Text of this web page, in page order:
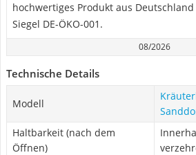
hochwertiges Produkt aus
Siegel DE-ÖKO-001.
08/2026
Technische Details
Modell
Haltbarkeit (nach dem
Öffnen)